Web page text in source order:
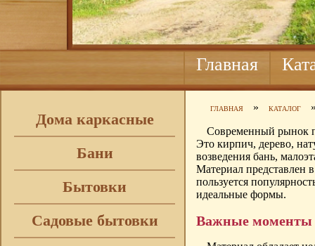
Главная
Дома каркасные
Бани
Бытовки
Садовые бытовки
ГЛАВНАЯ » КАТАЛОГ
Современный рынок
Это кирпич, дерево,
возведения бань,
Материал представлен
пользуется
идеальные формы.
Важные моменты